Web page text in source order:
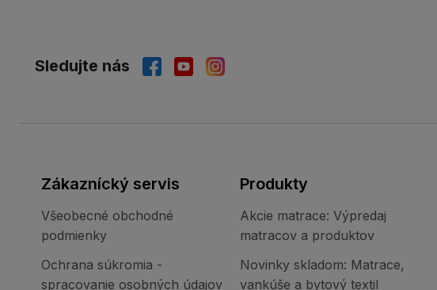
Sledujte nás
Zákaznícký servis
Všeobecné obchodné
podmienky
Ochrana súkromia -
spracovanie osobných údajov
Produkty
Akcie matrace: Výpredaj
matracov a produktov
Novinky skladom: Matrace,
vankúše a bytový textil